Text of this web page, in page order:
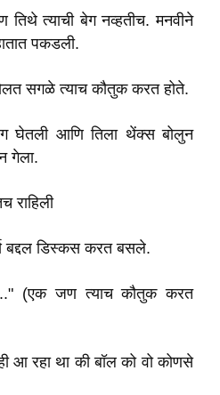
तिथे त्याची बेग नव्हतीच. मनवीने
पकडली.
सगळे त्याच कौतुक करत होते.
बेग घेतली आणि तिला थेंक्स बोलुन
गेला.
राहिली
बद्दल डिस्कस करत बसले.
(एक जण त्याच कौतुक करत
आ रहा था की बॉल को वो कोणसे